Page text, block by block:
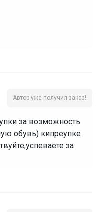
Автор уже получил заказ!
за возможность
обувь) кипреупке
за